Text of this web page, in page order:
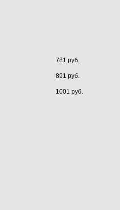
781 руб.
891 руб.
1001 руб.